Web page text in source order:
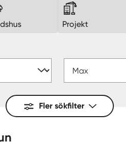
Projekt
Fler sökfilter